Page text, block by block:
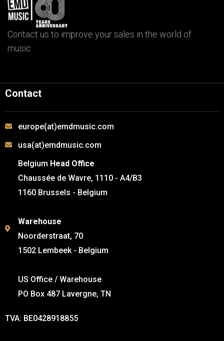
Contact us to improve your sales in the world of
music
Contact
europe(at)emdmusic.com
usa(at)emdmusic.com
Belgium Head Office
Chaussée de Wavre, 1110 - A4/B3
1160 Brussels - Belgium
Warehouse
Noorderstraat, 70
1502 Lembeek - Belgium
US Office / Warehouse
PO Box 487 Lavergne, TN
TVA: BE0428918855